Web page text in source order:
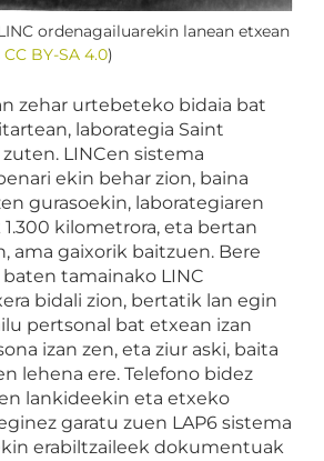
ordenagailuarekin lanean etxean
BY-SA 4.0)
zehar urtebeteko bidaia bat
laborategia Saint
LINCen sistema
ekin behar zion, baina
gurasoekin, laborategiaren
kilometrora, eta bertan
ama gaixorik baitzuen. Bere
tamainako LINC
bidali zion, bertatik lan egin
pertsonal bat etxean izan
izan zen, eta ziur aski, baita
lehena ere. Telefono bidez
lankideekin eta etxeko
garatu zuen LAP6 sistema
erabiltzaileek dokumentuak